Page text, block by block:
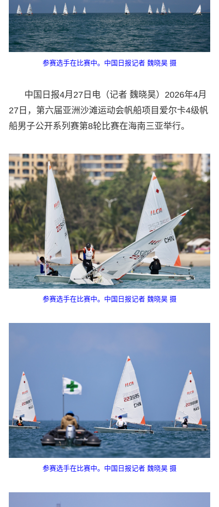
参赛选手在比赛中。中国日报记者 魏晓昊 摄
中国日报4月27日电（记者 魏晓昊）2026年4月
27日，第六届亚洲沙滩运动会帆船项目爱尔卡4级帆
船男子公开系列赛第8轮比赛在海南三亚举行。
参赛选手在比赛中。中国日报记者 魏晓昊 摄
参赛选手在比赛中。中国日报记者 魏晓昊 摄